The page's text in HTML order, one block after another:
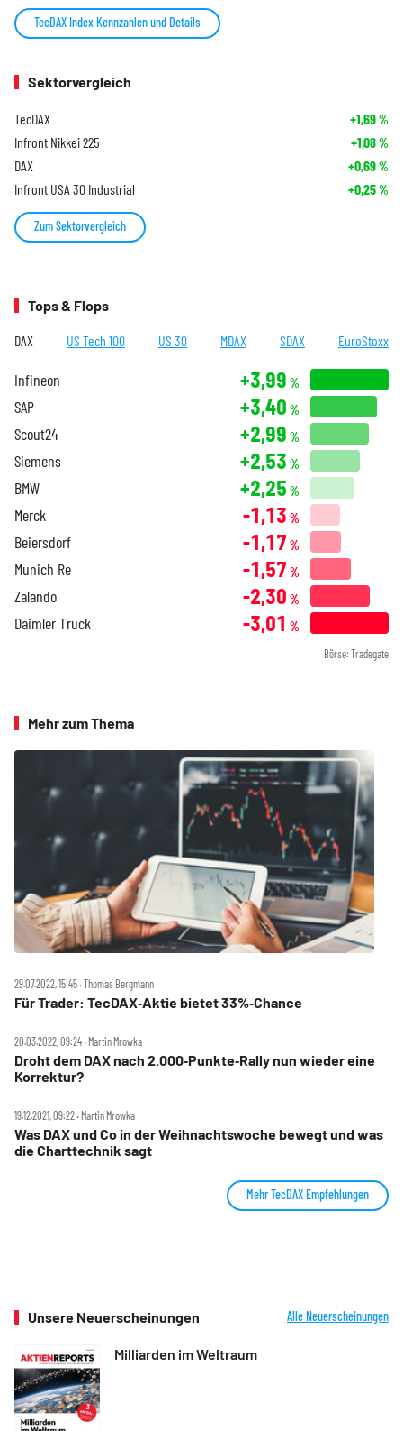
TecDAX Index Kennzahlen und Details
Sektorvergleich
TecDAX +1,69%
Infront Nikkei 225 +1,08%
DAX +0,69%
Infront USA 30 Industrial +0,25%
Zum Sektorvergleich
Tops & Flops
DAX US Tech 100 US 30 MDAX SDAX EuroStoxx
Infineon +3,99 %
SAP +3,40 %
Scout24 +2,99 %
Siemens +2,53 %
BMW +2,25 %
Merck -1,13 %
Beiersdorf -1,17 %
Munich Re -1,57 %
Zalando -2,30 %
Daimler Truck -3,01 %
Börse: Tradegate
Mehr zum Thema
29.07.2022, 15:45 ‧ Thomas Bergmann
Für Trader: TecDAX‑Aktie bietet 33%‑Chance
20.03.2022, 09:24 ‧ Martin Mrowka
Droht dem DAX nach 2.000‑Punkte‑Rally nun wieder eine
Korrektur?
19.12.2021, 09:22 ‧ Martin Mrowka
Was DAX und Co in der Weihnachtswoche bewegt und was
die Charttechnik sagt
Mehr TecDAX Empfehlungen
Unsere Neuerscheinungen Alle Neuerscheinungen
Milliarden im Weltraum